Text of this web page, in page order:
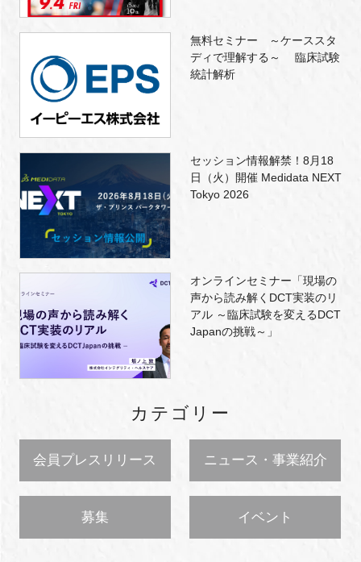
無料セミナー ～ケーススタ
ディで理解する～ 臨床試験
統計解析
セッション情報解禁！8月18
日（火）開催 Medidata NEXT
Tokyo 2026
オンラインセミナー「現場の
声から読み解くDCT実装のリ
アル ～臨床試験を変えるDCT
Japanの挑戦～」
カテゴリー
会員プレスリリース ニュース・事業紹介
募集 イベント